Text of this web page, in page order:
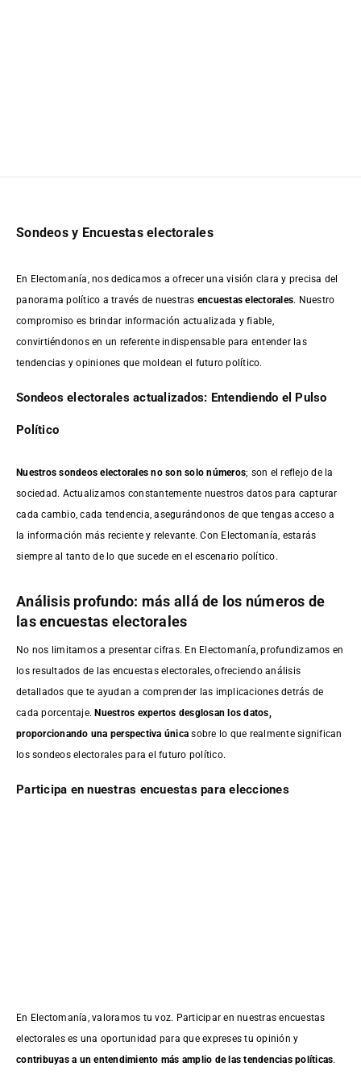
Sondeos y Encuestas electorales
En Electomanía, nos dedicamos a ofrecer una visión clara y precisa del
panorama político a través de nuestras encuestas electorales. Nuestro
compromiso es brindar información actualizada y fiable,
convirtiéndonos en un referente indispensable para entender las
tendencias y opiniones que moldean el futuro político.
Sondeos electorales actualizados: Entendiendo el Pulso
Político
Nuestros sondeos electorales no son solo números; son el reflejo de la
sociedad. Actualizamos constantemente nuestros datos para capturar
cada cambio, cada tendencia, asegurándonos de que tengas acceso a
la información más reciente y relevante. Con Electomanía, estarás
siempre al tanto de lo que sucede en el escenario político.
Análisis profundo: más allá de los números de
las encuestas electorales
No nos limitamos a presentar cifras. En Electomanía, profundizamos en
los resultados de las encuestas electorales, ofreciendo análisis
detallados que te ayudan a comprender las implicaciones detrás de
cada porcentaje.Nuestros expertos desglosan los datos,
proporcionando una perspectiva única sobre lo que realmente significan
los sondeos electorales para el futuro político.
Participa en nuestras encuestas para elecciones
En Electomanía, valoramos tu voz. Participar en nuestras encuestas
electorales es una oportunidad para que expreses tu opinión y
contribuyas a un entendimiento más amplio de las tendencias políticas.